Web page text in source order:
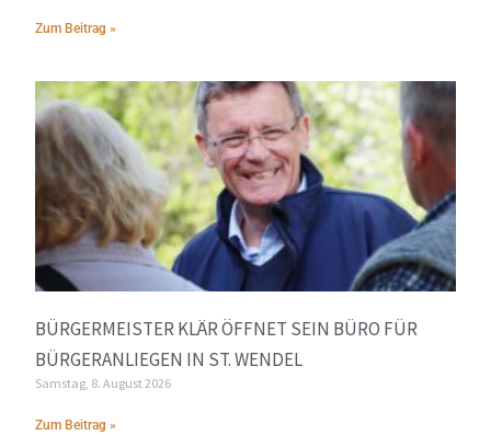
Zum Beitrag »
BÜRGERMEISTER KLÄR ÖFFNET SEIN BÜRO FÜR
BÜRGERANLIEGEN IN ST. WENDEL
Samstag, 8. August 2026
Zum Beitrag »